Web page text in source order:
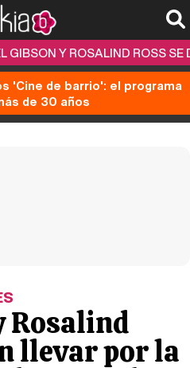
GIBSON Y ROSALIND ROSS
'Cine de barrio': el programa
de 30 años
Rosalind
llevar por la